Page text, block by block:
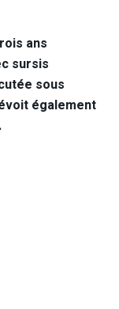
ans
sursis
sous
également